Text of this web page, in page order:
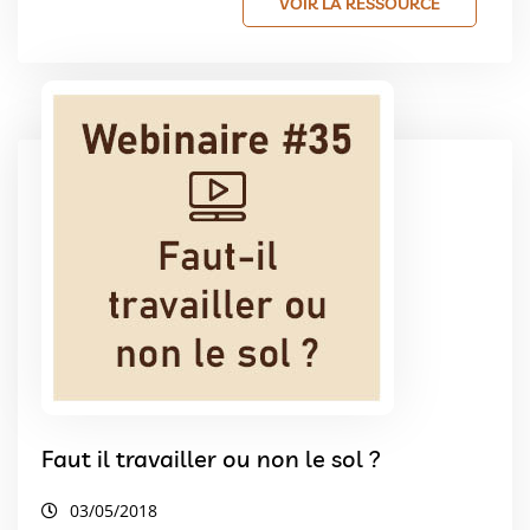
Faut il travailler ou non le sol ?
03/05/2018